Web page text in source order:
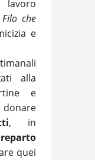
Filo che
e
alla
e
, in
reparto
quei